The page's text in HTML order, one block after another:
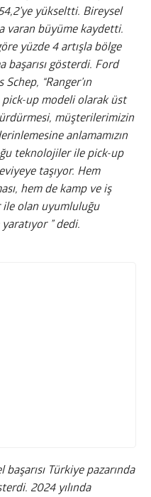
yükseltti. Bireysel
varan büyüme kaydetti.
yüzde 4 artışla bölge
başarısı gösterdi. Ford
“Ranger’ın
pick-up modeli olarak üst
müşterilerimizin
anlamamızın
teknolojiler ile pick-up
taşıyor. Hem
hem de kamp ve iş
ile olan uyumluluğu
” dedi.
başarısı Türkiye pazarında
2024 yılında